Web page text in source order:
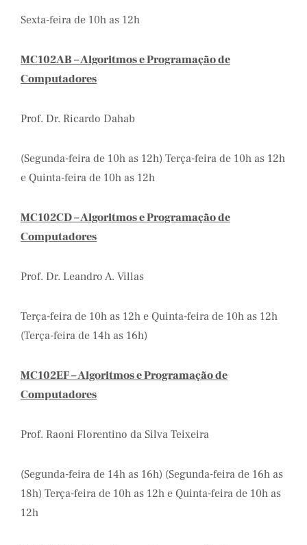
Sexta-feira de 10h as 12h
MC102AB – Algoritmos e Programação de
Computadores
Prof. Dr. Ricardo Dahab
(Segunda-feira de 10h as 12h) Terça-feira de 10h as 12h
e Quinta-feira de 10h as 12h
MC102CD – Algoritmos e Programação de
Computadores
Prof. Dr. Leandro A. Villas
Terça-feira de 10h as 12h e Quinta-feira de 10h as 12h
(Terça-feira de 14h as 16h)
MC102EF – Algoritmos e Programação de
Computadores
Prof. Raoni Florentino da Silva Teixeira
(Segunda-feira de 14h as 16h) (Segunda-feira de 16h as
18h) Terça-feira de 10h as 12h e Quinta-feira de 10h as
12h